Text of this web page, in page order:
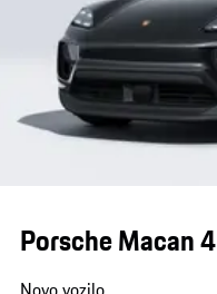
Porsche Macan 4